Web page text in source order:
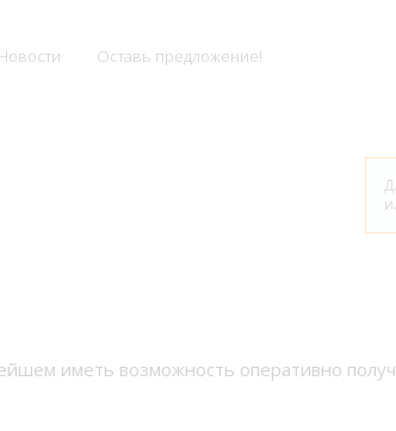
Новости Оставь предложение!
иметь возможность оперативно